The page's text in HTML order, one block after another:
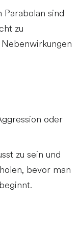
sind
zu
oder
zu sein und
bevor man